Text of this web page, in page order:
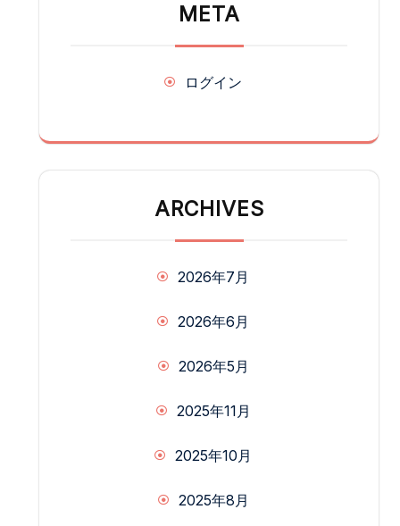
META
ログイン
ARCHIVES
2026年7月
2026年6月
2026年5月
2025年11月
2025年10月
2025年8月